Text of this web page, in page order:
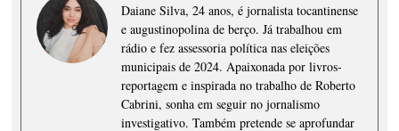
Daiane Silva, 24 anos, é jornalista tocantinense
e augustinopolina de berço. Já trabalhou em
rádio e fez assessoria política nas eleições
municipais de 2024. Apaixonada por livros-
reportagem e inspirada no trabalho de Roberto
Cabrini, sonha em seguir no jornalismo
investigativo. Também pretende se aprofundar